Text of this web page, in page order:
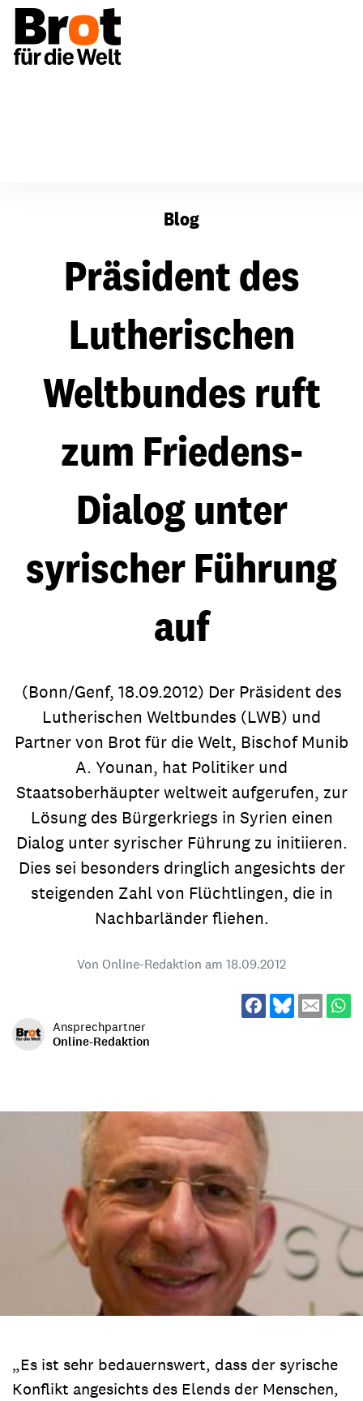
Blog
Präsident des
Lutherischen
Weltbundes ruft
zum Friedens-
Dialog unter
syrischer Führung
auf
(Bonn/Genf, 18.09.2012) Der Präsident des
Lutherischen Weltbundes (LWB) und
Partner von Brot für die Welt, Bischof Munib
A. Younan, hat Politiker und
Staatsoberhäupter weltweit aufgerufen, zur
Lösung des Bürgerkriegs in Syrien einen
Dialog unter syrischer Führung zu initiieren.
Dies sei besonders dringlich angesichts der
steigenden Zahl von Flüchtlingen, die in
Nachbarländer fliehen.
Von Online-Redaktion am 18.09.2012
Ansprechpartner
Online-Redaktion
„Es ist sehr bedauernswert, dass der syrische
Konflikt angesichts des Elends der Menschen,